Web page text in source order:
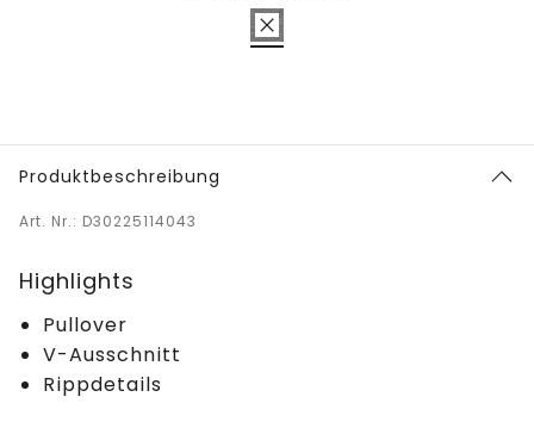
Produktbeschreibung
Art. Nr.: D30225114043
Highlights
Pullover
V-Ausschnitt
Rippdetails